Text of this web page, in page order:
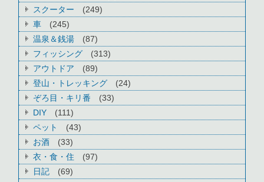
スクーター
(249)
車
(245)
温泉＆銭湯
(87)
フィッシング
(313)
アウトドア
(89)
登山・トレッキング
(24)
ぞろ目・キリ番
(33)
DIY
(111)
ペット
(43)
お酒
(33)
衣・食・住
(97)
日記
(69)